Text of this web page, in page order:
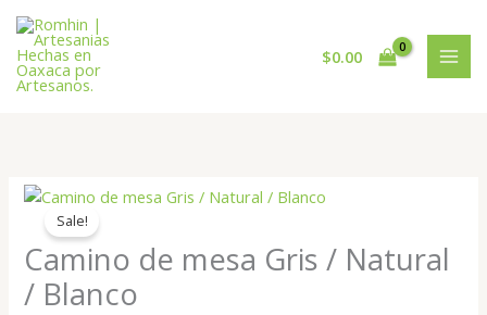
contenido
$0.00
Sale!
Camino de mesa Gris / Natural
/ Blanco
Rango
precios:
desde
Camino
mesa
Gris
/